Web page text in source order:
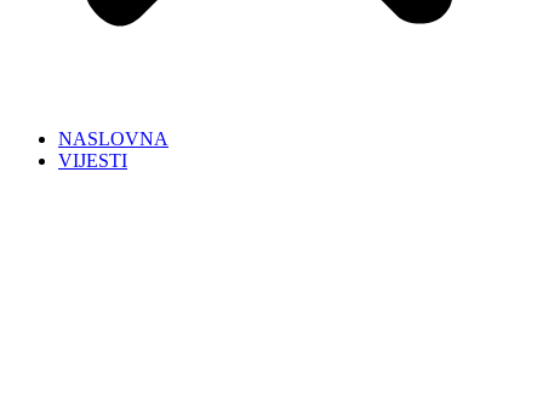
NASLOVNA
VIJESTI